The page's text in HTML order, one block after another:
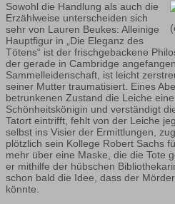
Sowohl die Handlung als auch die
Erzählweise unterscheiden sich
sehr von Lauren Beukes: Alleinige
Hauptfigur in „Die Eleganz des
Tötens“ ist der frischgebackene
der gerade in Cambridge
Sammelleidenschaft, ist leicht
seiner Mutter traumatisiert. Eines
betrunkenen Zustand die Leiche
Schönheitskönigin und verständigt
Tatort eintrifft, fehlt von der Leiche
selbst ins Visier der Ermittlungen,
plötzlich sein Kollege Robert Sachs
mehr über eine Maske, die die Tote
er mithilfe der hübschen
schon bald die Idee, dass der
könnte.